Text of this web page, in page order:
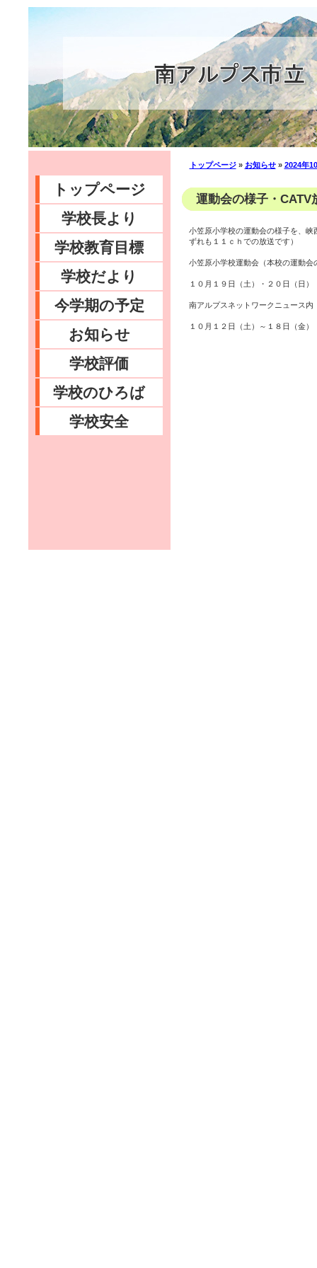
トップページ
学校長より
学校教育目標
学校だより
今学期の予定
お知らせ
学校評価
学校のひろば
学校安全
トップページ» お知らせ» 2024年
運動会の様子・
小笠原小学校の運動会の様子を、
ずれも１１ｃｈでの放送です）
小笠原小学校運動会（本校の運動会
１０月１９日（土）・２０日（日
南アルプスネットワークニュース内
１０月１２日（土）～１８日（金